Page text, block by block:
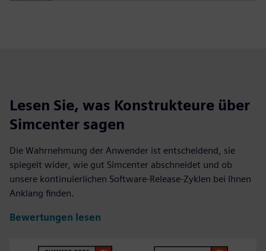
Lesen Sie, was Konstrukteure über
Simcenter sagen
Die Wahrnehmung der Anwender ist entscheidend, sie
spiegelt wider, wie gut Simcenter abschneidet und ob
unsere kontinuierlichen Software-Release-Zyklen bei Ihnen
Anklang finden.
Bewertungen lesen